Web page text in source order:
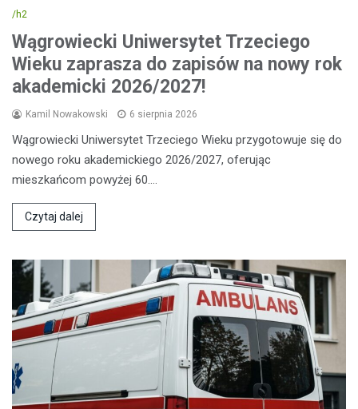
/h2
Wągrowiecki Uniwersytet Trzeciego
Wieku zaprasza do zapisów na nowy rok
akademicki 2026/2027!
Kamil Nowakowski 6 sierpnia 2026
Wągrowiecki Uniwersytet Trzeciego Wieku przygotowuje się do
nowego roku akademickiego 2026/2027, oferując
mieszkańcom powyżej 60.…
Czytaj dalej